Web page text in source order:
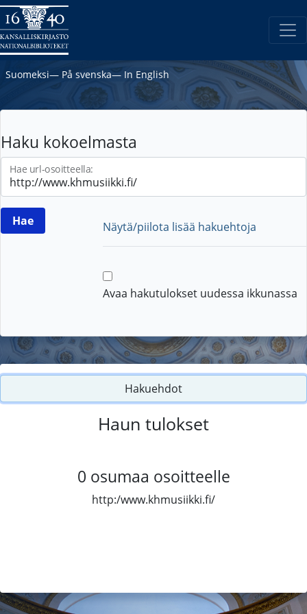
Suomeksi― På svenska― In English
Haku kokoelmasta
Hae url-osoitteella:
Näytä/piilota lisää hakuehtoja
Avaa hakutulokset uudessa ikkunassa
Hakuehdot
Haun tulokset
0 osumaa osoitteelle
http:/www.khmusiikki.fi/